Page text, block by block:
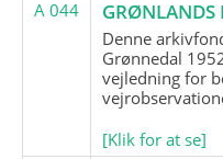
A 044
Denne
Grønnedal
vejledning for
[Klik for at se]